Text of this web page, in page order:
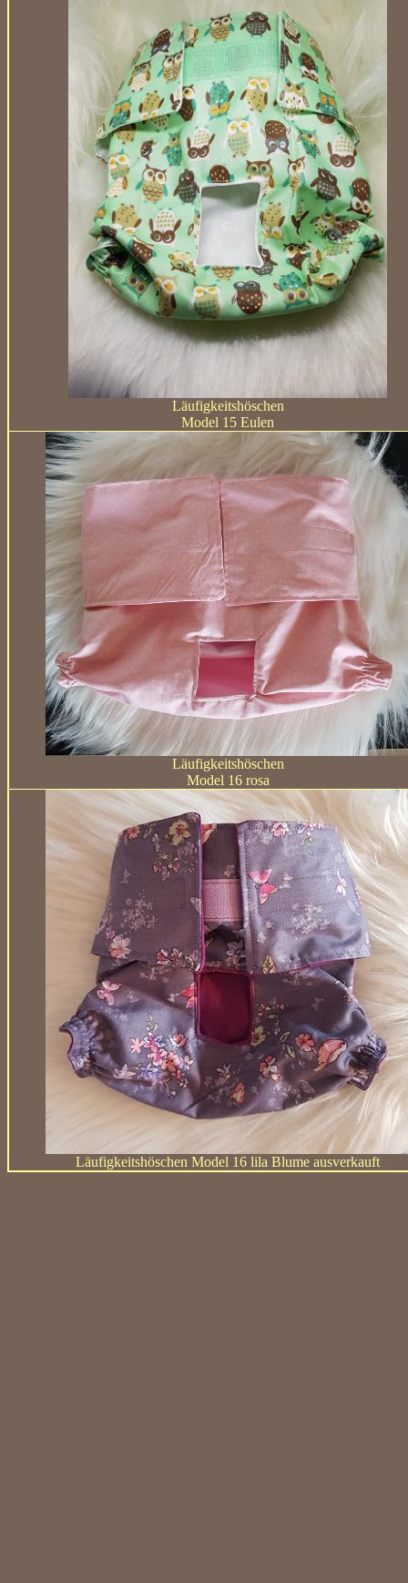
Läufigkeitshöschen
Model 15 Eulen
Läufigkeitshöschen
Model 16 rosa
Läufigkeitshöschen Model 16 lila Blume ausverkauft